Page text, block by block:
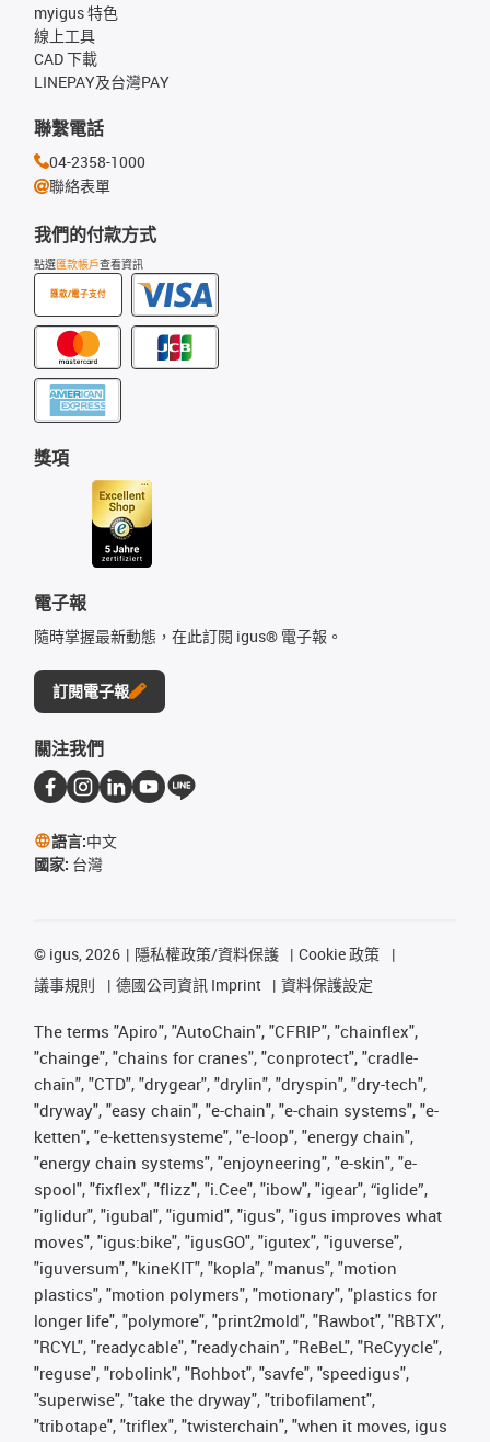
我們的付款方式
點選匯款帳戶查看資訊
匯款/電子支付
myigus 特色
線上工具
CAD 下載
LINEPAY及台灣PAY
獎項
電子報
隨時掌握最新動態，在此訂閱 igus® 電子報。
訂閱電子報
聯繫電話
04-2358-1000
聯絡表單
關注我們
語言:中文
國家: 台灣
© igus, 2026 隱私權政策/資料保護
Cookie 政策
議事規則
德國公司資訊 Imprint 資料保護設定
The terms "Apiro", "AutoChain", "CFRIP", "chainflex",
"chainge", "chains for cranes", "conprotect", "cradle-
chain", "CTD", "drygear", "drylin", "dryspin", "dry-tech",
"dryway", "easy chain", "e-chain", "e-chain systems", "e-
ketten", "e-kettensysteme", "e-loop", "energy chain",
"energy chain systems", "enjoyneering", "e-skin", "e-
spool", "fixflex", "flizz", "i.Cee", "ibow", "igear", “iglide”,
"iglidur", "igubal", "igumid", "igus", "igus improves what
moves", "igus:bike", "igusGO", "igutex", "iguverse",
"iguversum", "kineKIT", "kopla", "manus", "motion
plastics", "motion polymers", "motionary", "plastics for
longer life", "polymore", "print2mold", "Rawbot", "RBTX",
"RCYL", "readycable", "readychain", "ReBeL", "ReCyycle",
"reguse", "robolink", "Rohbot", "savfe", "speedigus",
"superwise", "take the dryway", "tribofilament",
"tribotape", "triflex", "twisterchain", "when it moves, igus